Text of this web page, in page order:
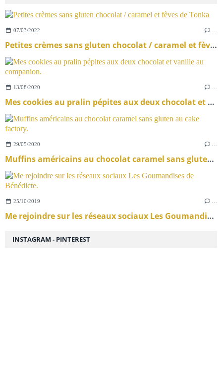
07/03/2022
Petites crèmes sans gluten chocolat / caramel et fèves de Tonka
13/08/2020
Mes cookies au pralin pépites aux deux chocolat et vanille au companion.
29/05/2020
Muffins américains au chocolat caramel sans gluten au cake factory.
25/10/2019
Me rejoindre sur les réseaux sociaux Les Goumandises de Bénédicte.
INSTAGRAM - PINTEREST